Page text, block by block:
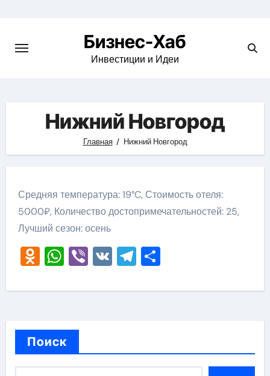
content
Бизнес-Хаб
Инвестиции и Идеи
Нижний Новгород
Главная Нижний Новгород
Средняя температура: 19°C, Стоимость отеля:
5000₽, Количество достопримечательностей: 25,
Лучший сезон: осень
Odnoklassniki
WhatsApp
Viber
VKTelegram
Отправить
Поиск